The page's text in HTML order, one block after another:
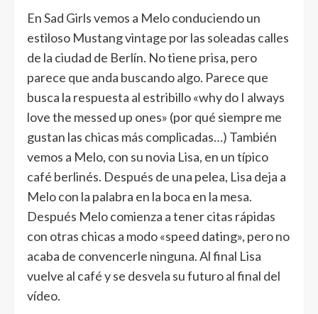
EnSad Girlsvemos a Melo conduciendo un
estiloso Mustang vintage por las soleadas calles
de la ciudad de Berlín. No tiene prisa, pero
parece que anda buscando algo. Parece que
busca la respuesta al estribillo «why do I always
love the messed up ones» (por qué siempre me
gustan las chicas más complicadas…) También
vemos a Melo, con su novia Lisa, en un típico
café berlinés. Después de una pelea, Lisa deja a
Melo con la palabra en la boca en la mesa.
Después Melo comienza a tener citas rápidas
con otras chicas a modo «speed dating», pero no
acaba de convencerle ninguna. Al final Lisa
vuelve al café y se desvela su futuro al final del
vídeo.